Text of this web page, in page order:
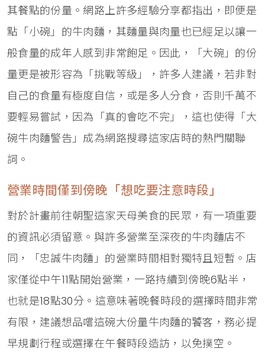
其餐點的份量。網路上許多經驗分享都指出，即便是
點「小碗」的牛肉麵，其麵量與肉量也已經足以讓一
般食量的成年人感到非常飽足。因此，「大碗」的份
量更是被形容為「挑戰等級」，許多人建議，若非對
自己的食量有極度自信，或是多人分食，否則千萬不
要輕易嘗試，因為「真的會吃不完」，這也使得「大
碗牛肉麵警告」成為網路搜尋這家店時的熱門關聯
詞。
營業時間僅到傍晚「想吃要注意時段」
對於計畫前往朝聖這家天母美食的民眾，有一項重要
的資訊必須留意。與許多營業至深夜的牛肉麵店不
同，「忠誠牛肉麵」的營業時間相對獨特且短暫。店
家僅從中午11點開始營業，一路持續到傍晚6點半，
也就是18點30分。這意味著晚餐時段的選擇時間非常
有限，建議想品嚐這碗大份量牛肉麵的饕客，務必提
早規劃行程或選擇在午餐時段造訪，以免撲空。